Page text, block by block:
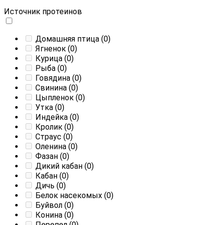
Источник протеинов
Домашняя птица (0)
Ягненок (0)
Курица (0)
Рыба (0)
Говядина (0)
Свинина (0)
Цыпленок (0)
Утка (0)
Индейка (0)
Кролик (0)
Страус (0)
Оленина (0)
Фазан (0)
Дикий кабан (0)
Кабан (0)
Дичь (0)
Белок насекомых (0)
Буйвол (0)
Конина (0)